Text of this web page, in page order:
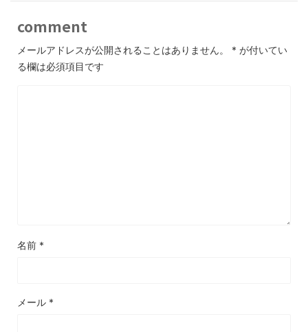
comment
メールアドレスが公開されることはありません。 * が付いてい
る欄は必須項目です
名前 *
メール *